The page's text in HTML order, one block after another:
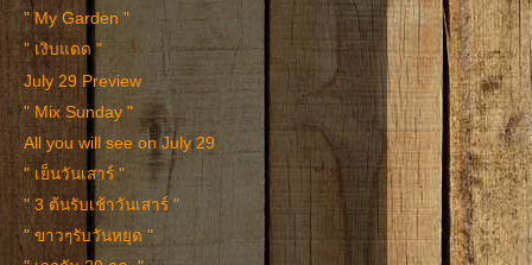
" My Garden "
" เงิบแดด "
July 29 Preview
" Mix Sunday "
All you will see on July 29
" เย็นวันเสาร์ "
" 3 ต้นรับเช้าวันเสาร์ "
" ขาวๆรับวันหยุด "